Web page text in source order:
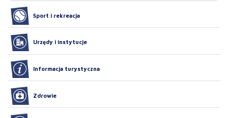
Sport i rekreacja
Urzędy i instytucje
Informacja turystyczna
Zdrowie